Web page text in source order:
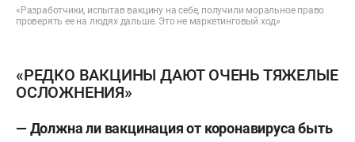
«Разработчики, испытав вакцину на себе, получили моральное право
проверять ее на людях дальше. Это не маркетинговый ход»
«РЕДКО ВАКЦИНЫ ДАЮТ ОЧЕНЬ ТЯЖЕЛЫЕ
ОСЛОЖНЕНИЯ»
— Должна ли вакцинация от коронавируса быть